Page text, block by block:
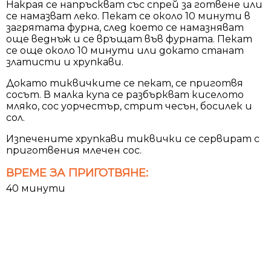
Накрая се напръскват със спрей за готвене или
се намазват леко. Пекат се около 10 минути в
загрятата фурна, след което се намазняват
още веднъж и се връщат във фурната. Пекат
се още около 10 минути или докато станат
златисти и хрупкави.
Докато тиквичките се пекат, се приготвя
сосът. В малка купа се разбъркват киселото
мляко, сос уорчестър, стрит чесън, босилек и
сол.
Изпечените хрупкави тиквички се сервират с
приготвения млечен сос.
ВРЕМЕ ЗА ПРИГОТВЯНЕ:
40 минути